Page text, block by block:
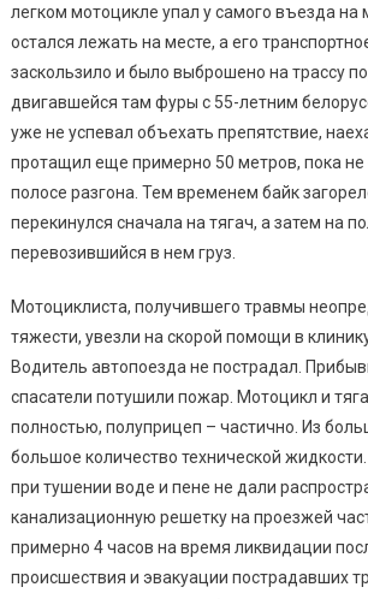
легком мотоцикле упал у самого въезда на
остался лежать на месте, а его
заскользило и было выброшено на трассу
двигавшейся там фуры с 55-летним
уже не успевал объехать препятствие,
протащил еще примерно 50 метров, пока не
полосе разгона. Тем временем байк
перекинулся сначала на тягач, а затем на
перевозившийся в нем груз.
Мотоциклиста, получившего травмы
тяжести, увезли на скорой помощи в
Водитель автопоезда не пострадал.
спасатели потушили пожар. Мотоцикл и
полностью, полуприцеп – частично. Из
большое количество технической
при тушении воде и пене не дали
канализационную решетку на проезжей
примерно 4 часов на время ликвидации
происшествия и эвакуации пострадавших